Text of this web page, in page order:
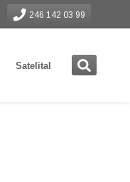
246 142 03 99
Satelital